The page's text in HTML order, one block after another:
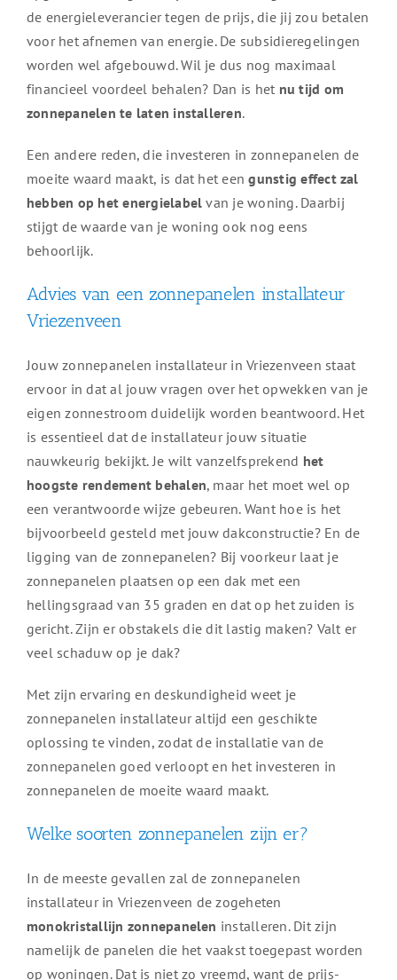
de energieleverancier tegen de prijs, die jij zou betalen
voor het afnemen van energie. De subsidieregelingen
worden wel afgebouwd. Wil je dus nog maximaal
financieel voordeel behalen? Dan is het nu tijd om
zonnepanelen te laten installeren.
Een andere reden, die investeren in zonnepanelen de
moeite waard maakt, is dat het eengunstig effect zal
hebben op het energielabel van je woning. Daarbij
stijgt de waarde van je woning ook nog eens
behoorlijk.
Advies van een zonnepanelen installateur
Vriezenveen
Jouw zonnepanelen installateur in Vriezenveen staat
ervoor in dat al jouw vragen over het opwekken van je
eigen zonnestroom duidelijk worden beantwoord. Het
is essentieel dat de installateur jouw situatie
nauwkeurig bekijkt. Je wilt vanzelfsprekend het
hoogste rendement behalen, maar het moet wel op
een verantwoorde wijze gebeuren. Want hoe is het
bijvoorbeeld gesteld met jouw dakconstructie? En de
ligging van de zonnepanelen? Bij voorkeur laat je
zonnepanelen plaatsen op een dak met een
hellingsgraad van 35 graden en dat op het zuiden is
gericht. Zijn er obstakels die dit lastig maken? Valt er
veel schaduw op je dak?
Met zijn ervaring en deskundigheid weet je
zonnepanelen installateur altijd een geschikte
oplossing te vinden, zodat de installatie van de
zonnepanelen goed verloopt en het investeren in
zonnepanelen de moeite waard maakt.
Welke soorten zonnepanelen zijn er?
In de meeste gevallen zal de zonnepanelen
installateur in Vriezenveen de zogeheten
monokristallijn zonnepanelen installeren. Dit zijn
namelijk de panelen die het vaakst toegepast worden
op woningen. Dat is niet zo vreemd, want de prijs-